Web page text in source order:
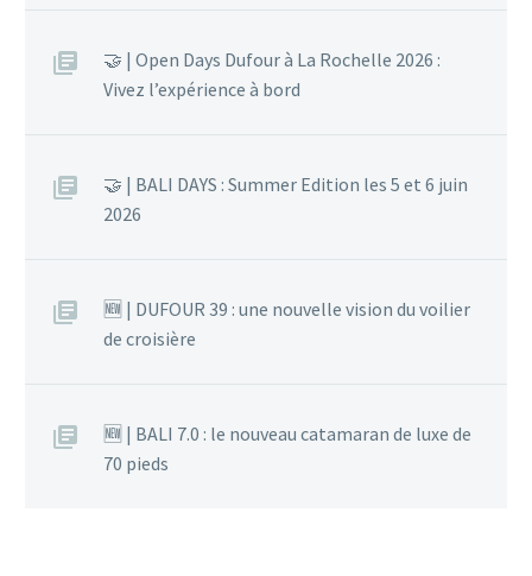
🤝 | Open Days Dufour à La Rochelle 2026 :
Vivez l’expérience à bord
🤝 | BALI DAYS : Summer Edition les 5 et 6 juin
2026
🆕 | DUFOUR 39 : une nouvelle vision du voilier
de croisière
🆕 | BALI 7.0 : le nouveau catamaran de luxe de
70 pieds